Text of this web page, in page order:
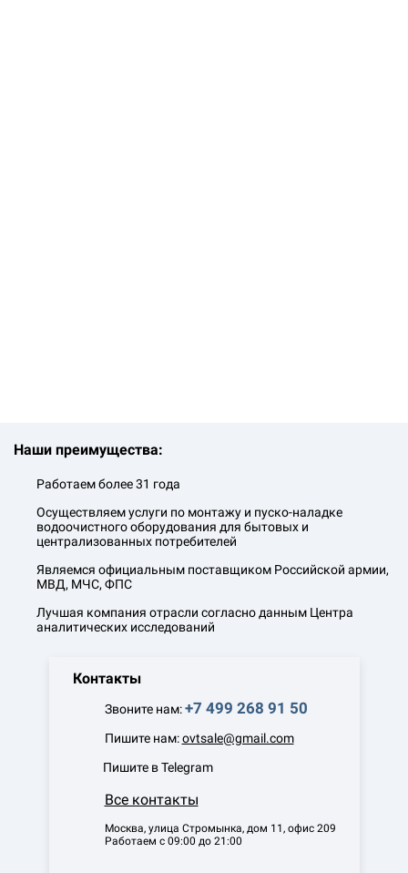
Наши преимущества:
Работаем более 31 года
Осуществляем услуги по монтажу и пуско-наладке
водоочистного оборудования для бытовых и
централизованных потребителей
Являемся официальным поставщиком Российской армии,
МВД, МЧС, ФПС
Лучшая компания отрасли согласно данным Центра
аналитических исследований
Контакты
Звоните нам:+7 499 268 91 50
Пишите нам:ovtsale@gmail.com
Пишите в Telegram
Все контакты
Москва, улица Стромынка, дом 11, офис 209
Работаем с 09:00 до 21:00